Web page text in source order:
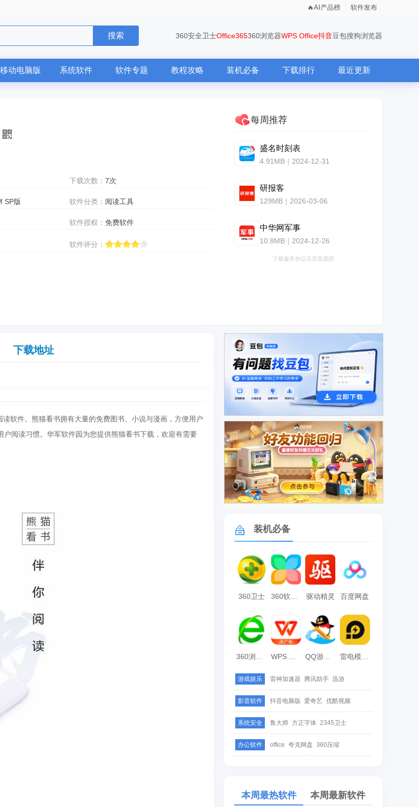
AI产品榜 软件发布
搜索 360安全卫士Office365360浏览器WPS Office抖音豆包搜狗浏览器
移动电脑版 系统软件 软件专题 教程攻略 装机必备 下载排行 最近更新
下载次数： 7次
SP版 软件分类： 阅读工具
软件授权： 免费软件
软件评分：
每周推荐
盛名时刻表
4.91MB｜2024-12-31
研报客
129MB｜2026-03-06
中华网军事
10.8MB｜2024-12-26
下载服务协议见页面底部
下载地址
软件。熊猫看书拥有大量的免费图书、小说与漫画，方便用户
阅读习惯。华军软件园为您提供熊猫看书下载，欢迎有需要
广告
广告
装机必备
360卫士 360软件管家 驱动精灵 百度网盘
雷电模拟器
游戏娱乐 雷神加速器 腾讯助手 迅游
影音软件 抖音电脑版 爱奇艺 优酷视频
系统安全 鲁大师 方正字体 2345卫士
办公软件 office 夸克网盘 360压缩
本周最热软件 本周最新软件